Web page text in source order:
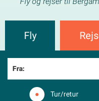
Fly
Fra:
Tur/retur